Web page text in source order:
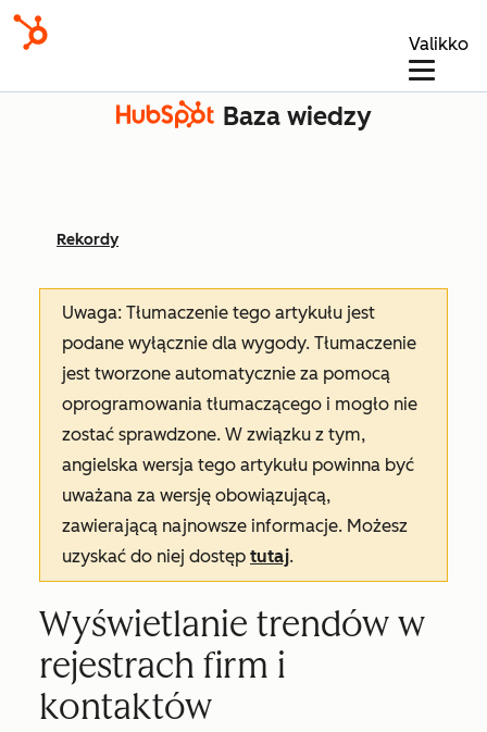
Valikko
Baza wiedzy
Rekordy
Uwaga: Tłumaczenie tego artykułu jest
podane wyłącznie dla wygody. Tłumaczenie
jest tworzone automatycznie za pomocą
oprogramowania tłumaczącego i mogło nie
zostać sprawdzone. W związku z tym,
angielska wersja tego artykułu powinna być
uważana za wersję obowiązującą,
zawierającą najnowsze informacje. Możesz
uzyskać do niej dostęp tutaj.
Wyświetlanie trendów w
rejestrach firm i
kontaktów